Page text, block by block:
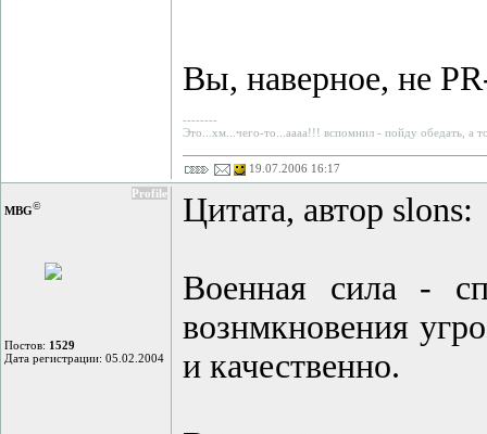
Вы, наверное, не
--------
Это...хм...чего-то...аааа!!! вспомнил - пойду обедать, а
19.07.2006 16:17
Profile
MBG©
Постов: 1529
Дата регистрации: 05.02.2004
Цитата, автор slons:
Военная сила -
вознмкновения
и качественно.